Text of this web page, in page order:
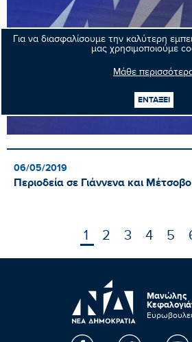
Για να διασφαλίσουμε την καλύτερη
μας χρησιμοποιούμε
Μάθε
ΕΝΤΑΞΕΙ
06/05/2019
Περιοδεία σε Γιάννενα και Μέτσοβο
1 2 3 4 5
Μανώλης